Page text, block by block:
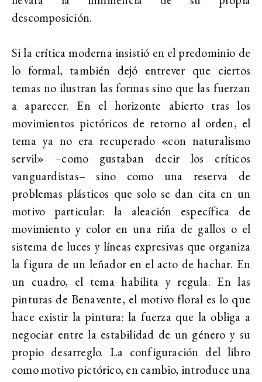
descomposición.
Si la crítica moderna insistió en el predominio de
lo formal, también dejó entrever que ciertos
temas no ilustran las formas sino que las fuerzan
a aparecer. En el horizonte abierto tras los
movimientos pictóricos de retorno al orden, el
tema ya no era recuperado «con naturalismo
servil» –como gustaban decir los críticos
vanguardistas– sino como una reserva de
problemas plásticos que solo se dan cita en un
motivo particular: la aleación específica de
movimiento y color en una riña de gallos o el
sistema de luces y líneas expresivas que organiza
la figura de un leñador en el acto de hachar. En
un cuadro, el tema habilita y regula. En las
pinturas de Benavente, el motivo floral es lo que
hace existir la pintura: la fuerza que la obliga a
negociar entre la estabilidad de un género y su
propio desarreglo. La configuración del libro
como motivo pictórico, en cambio, introduce una